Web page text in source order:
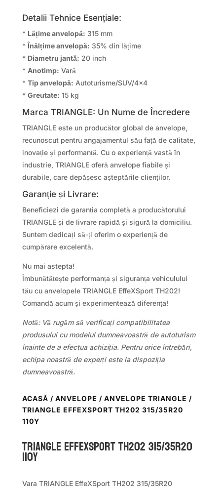
Detalii Tehnice Esențiale:
* Lățime anvelopă: 315 mm
*Înălțime anvelopă: 35% din lățime
* Diametru jantă: 20 inch
* Anotimp: Vară
* Tip anvelopă: Autoturisme/SUV/4×4
* Greutate: 15 kg
Marca TRIANGLE: Un Nume de Încredere
TRIANGLE este un producător global de anvelope,
recunoscut pentru angajamentul său față de calitate,
inovație și performanță. Cu o experiență vastă în
industrie, TRIANGLE oferă anvelope fiabile și
durabile, care depășesc așteptările clienților.
Garanție și Livrare:
Beneficiezi de garanția completă a producătorului
TRIANGLE și de livrare rapidă și sigură la domiciliu.
Suntem dedicați să-ți oferim o experiență de
cumpărare excelentă.
Nu mai astepta!
Îmbunătățește performanța și siguranța vehiculului
tău cu anvelopele TRIANGLE EffeXSport TH202!
Comandă acum și experimentează diferența!
Notă: Vă rugăm să verificați compatibilitatea
produsului cu modelul dumneavoastră de autoturism
înainte de a efectua achiziția. Pentru orice întrebări,
echipa noastră de experți este la dispoziția
dumneavoastră.
ACASĂ / ANVELOPE / ANVELOPE TRIANGLE /
TRIANGLE EFFEXSPORT TH202 315/35R20
110Y
TRIANGLE EFFEXSPORT TH202 315/35R20
110Y
Vara TRIANGLE EffeXSport TH202 315/35R20